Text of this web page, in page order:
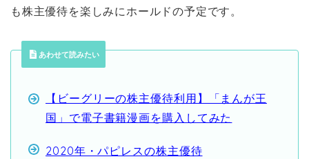
も株主優待を楽しみにホールドの予定です。
あわせて読みたい
【ビーグリーの株主優待利用】「まんが王
国」で電子書籍漫画を購入してみた
2020年・パピレスの株主優待